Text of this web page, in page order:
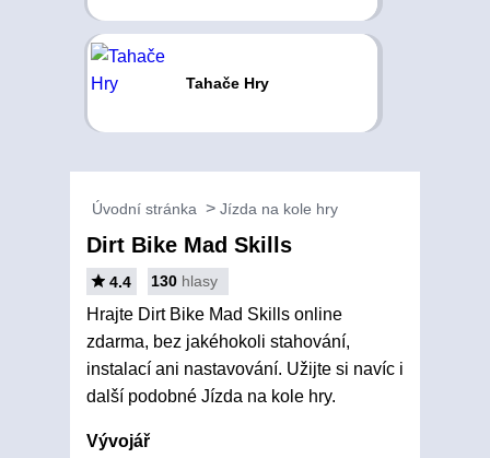
Tahače Hry
Úvodní stránka Jízda na kole hry
Dirt Bike Mad Skills
4.4 130 hlasy
Hrajte Dirt Bike Mad Skills online
zdarma, bez jakéhokoli stahování,
instalací ani nastavování. Užijte si navíc i
další podobné Jízda na kole hry.
Vývojář